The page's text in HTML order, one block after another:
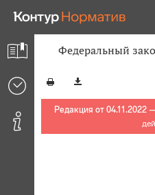
Федеральный
Редакция от 04.11.2022